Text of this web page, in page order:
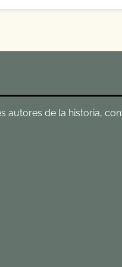
autores de la historia, con